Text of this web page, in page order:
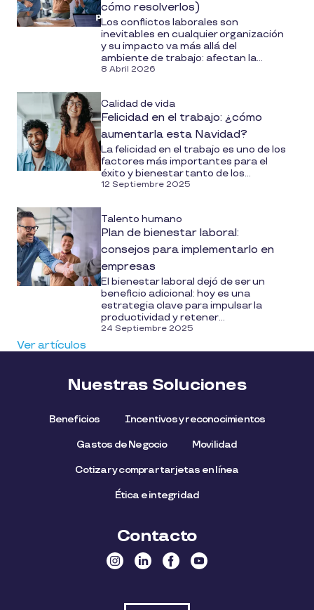
cómo resolverlos)
Los conflictos laborales son
inevitables en cualquier organización
y su impacto va más allá del
ambiente de trabajo: afectan la...
8 Abril 2026
Calidad de vida
Felicidad en el trabajo: ¿cómo
aumentarla esta Navidad?
La felicidad en el trabajo es uno de los
factores más importantes para el
éxito y bienestar tanto de los...
12 Septiembre 2025
Talento humano
Plan de bienestar laboral:
consejos para implementarlo en
empresas
El bienestar laboral dejó de ser un
beneficio adicional: hoy es una
estrategia clave para impulsar la
productividad y retener...
24 Septiembre 2025
Ver artículos
Nuestras Soluciones
Beneficios Incentivos y reconocimientos
Gastos de Negocio Movilidad
Cotizar y comprar tarjetas en línea
Ética e integridad
Contacto